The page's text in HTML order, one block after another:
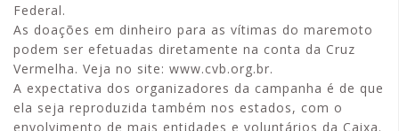
Federal.
As doações em dinheiro para as vítimas do maremoto
podem ser efetuadas diretamente na conta da Cruz
Vermelha. Veja no site: www.cvb.org.br.
A expectativa dos organizadores da campanha é de que
ela seja reproduzida também nos estados, com o
envolvimento de mais entidades e voluntários da Caixa.